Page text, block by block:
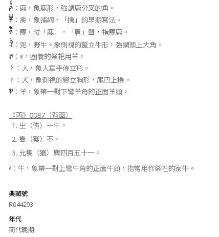
：鹿，象鹿形，強調鹿分叉的角。
：禽，象捕網，「擒」的早期寫法。
：麋，從「鹿」，「眉」聲，指麋鹿。
：兕，野牛。象側視的豎立牛形，強調頭上大角。
：
，圈養的祭祀用羊。
：人，象人垂手侍立形。
：犬，象側視的豎立狗形，尾巴上捲。
：羊，象帶一對下彎羊角的正面羊頭。
《丙》0087（背面）
㞢（侑）一牛。
隻（獲）不。
允隻（獲）麋四百五十一。
：牛，象帶一對上彎牛角的正面牛頭，指常用作祭牲的家牛。
典藏號
R044293
年代
商代晚期